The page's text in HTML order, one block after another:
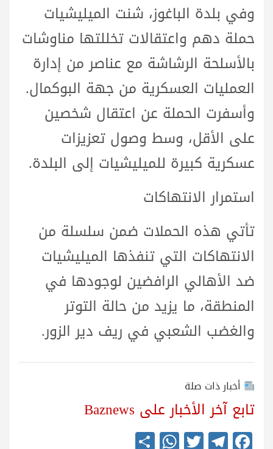
وفي بلدة الباغوز، شنت الميليشيات
حملة دهم واعتقالات تخللتها مناوشات
بالأسلحة الرشاشة مع عناصر من إدارة
العمليات العسكرية من جهة البوكمال.
وأسفرت الحملة عن اعتقال شخصين
على الأقل، وسط وصول تعزيزات
عسكرية كبيرة للميليشيات إلى البلدة.
استمرارالانتهاكات
تأتي هذه الحملات ضمن سلسلة من
الانتهاكات التي تنفذها الميليشيات
ضد الأهالي الرافضين لوجودها في
المنطقة، ما يزيد من حالة التوتر
والغضب الشعبي في ريف دير الزور.
أخبار ذات صلة
تابع آخر الأخبار على Baznews